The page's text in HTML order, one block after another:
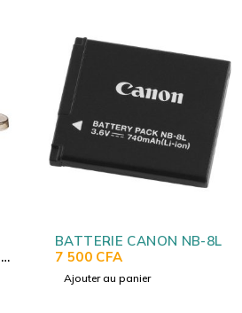
BATTERIE CANON NB-8L
7 500 CFA
Ajouter au panier